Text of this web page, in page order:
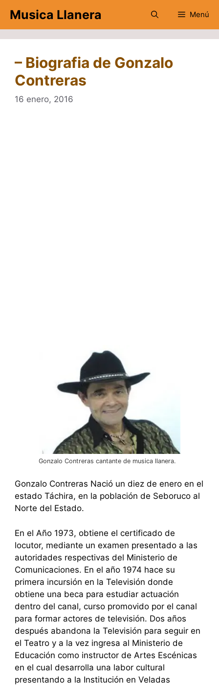
contenido
Musica Llanera Menú
– Biografia de Gonzalo
Contreras
16 enero, 2016
Gonzalo Contreras cantante de musica llanera.
Gonzalo Contreras Nació un diez de enero en el
estado Táchira, en la población de Seboruco al
Norte del Estado.
En el Año 1973, obtiene el certificado de
locutor, mediante un examen presentado a las
autoridades respectivas del Ministerio de
Comunicaciones. En el año 1974 hace su
primera incursión en la Televisión donde
obtiene una beca para estudiar actuación
dentro del canal, curso promovido por el canal
para formar actores de televisión. Dos años
después abandona la Televisión para seguir en
el Teatro y a la vez ingresa al Ministerio de
Educación como instructor de Artes Escénicas
en el cual desarrolla una labor cultural
presentando a la Institución en Veladas